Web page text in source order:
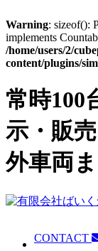
Warning: sizeof():
implements
/home/users/2/
content/plugins/
常時100
示・販
外車両
CONTACT